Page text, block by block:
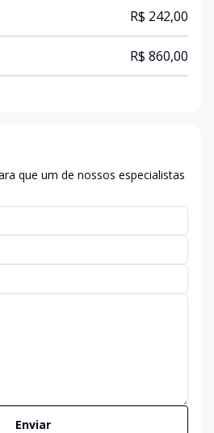
R$ 242,00
R$ 860,00
que um de nossos especialistas
Enviar